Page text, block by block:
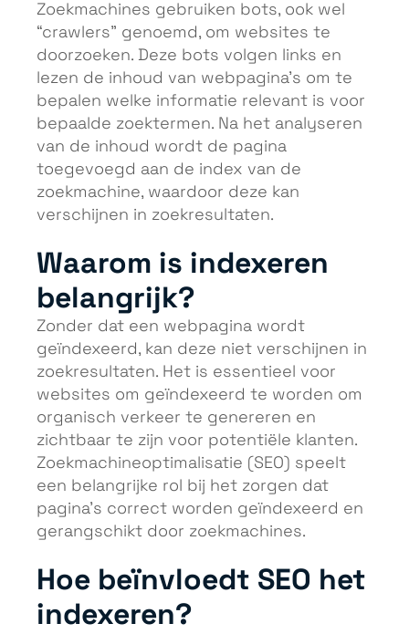
Zoekmachines gebruiken bots, ook wel
“crawlers” genoemd, om websites te
doorzoeken. Deze bots volgen links en
lezen de inhoud van webpagina’s om te
bepalen welke informatie relevant is voor
bepaalde zoektermen. Na het analyseren
van de inhoud wordt de pagina
toegevoegd aan de index van de
zoekmachine, waardoor deze kan
verschijnen in zoekresultaten.
Waarom is indexeren
belangrijk?
Zonder dat een webpagina wordt
geïndexeerd, kan deze niet verschijnen in
zoekresultaten. Het is essentieel voor
websites om geïndexeerd te worden om
organisch verkeer te genereren en
zichtbaar te zijn voor potentiële klanten.
Zoekmachineoptimalisatie (SEO) speelt
een belangrijke rol bij het zorgen dat
pagina’s correct worden geïndexeerd en
gerangschikt door zoekmachines.
Hoe beïnvloedt SEO het
indexeren?